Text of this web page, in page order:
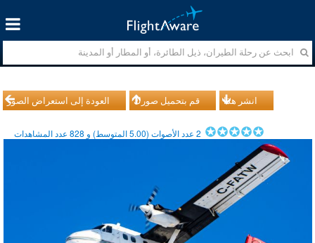
العودة إلى استعراض الصور قم بتحميل صورك انشر هذا
2عدد الأصوات (5.00المتوسط) و 828عدد المشاهدات